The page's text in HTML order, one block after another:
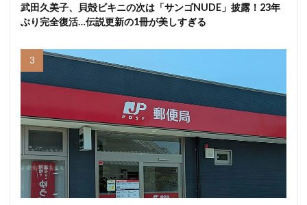
武田久美子、貝殻ビキニの次は「サンゴNUDE」披露！23年
ぶり完全復活…伝説更新の1冊が美しすぎる